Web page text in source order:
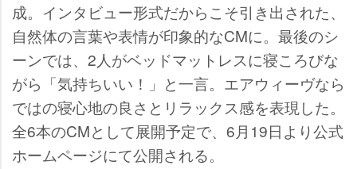
成。インタビュー形式だからこそ引き出された、
自然体の言葉や表情が印象的なCMに。最後のシ
ーンでは、2人がベッドマットレスに寝ころびな
がら「気持ちいい！」と一言。エアウィーヴなら
ではの寝心地の良さとリラックス感を表現した。
全6本のCMとして展開予定で、6月19日より公式
ホームページにて公開される。